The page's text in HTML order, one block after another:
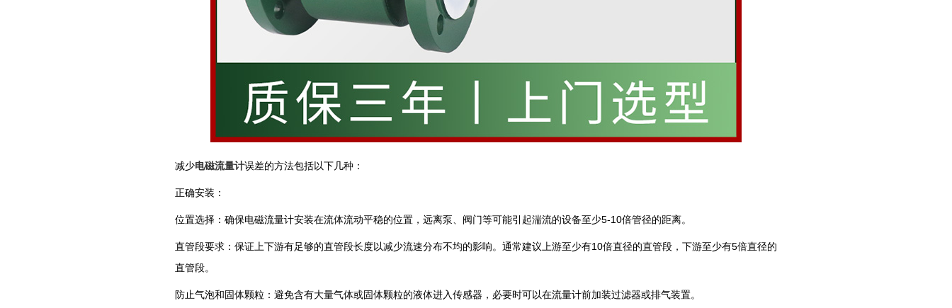
‌减少电磁流量计误差的方法包括以下几种‌：
‌正确安装‌：
‌位置选择‌：确保电磁流量计安装在流体流动平稳的位置，远离泵、阀门等可能引起湍流的设备至少5-10倍管径的距离‌。
‌直管段要求‌：保证上下游有足够的直管段长度以减少流速分布不均的影响。通常建议上游至少有10倍直径的直管段，下游至少有5倍直径的
直管段‌。
‌防止气泡和固体颗粒‌：避免含有大量气体或固体颗粒的液体进入传感器，必要时可以在流量计前加装过滤器或排气装置‌。